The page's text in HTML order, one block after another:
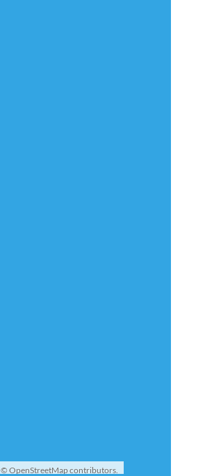
©OpenStreetMapcontributors.